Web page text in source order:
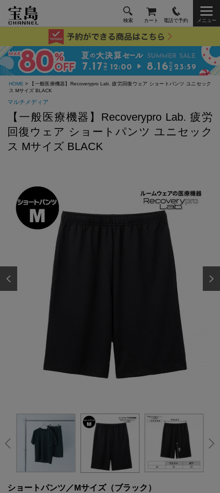
検索 カート 電話で予約 メニュー
HOME > 【一般医療機器】Recoverypro Lab. 疲労回復ウェア ショートパンツ ユニセック
ス Mサイズ BLACK
マルチメディア
【一般医療機器】Recoverypro Lab. 疲労
回復ウェア ショートパンツ ユニセック
ス Mサイズ BLACK
ショートパンツ／Mサイズ（ブラック）